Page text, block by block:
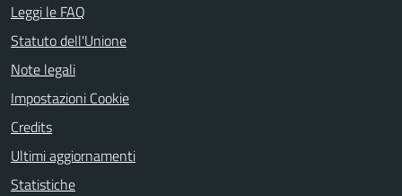
Leggi le FAQ
Statuto dell'Unione
Note legali
Impostazioni Cookie
Credits
Ultimi aggiornamenti
Statistiche